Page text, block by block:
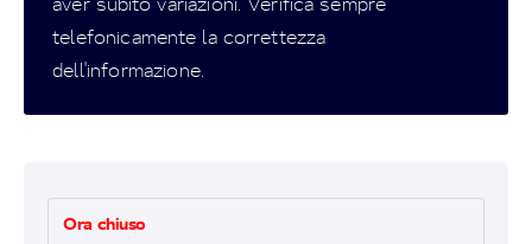
telefonicamente la correttezza
dell'informazione.
Ora chiuso